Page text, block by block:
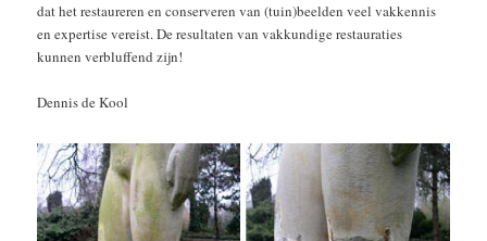
dat het restaureren en conserveren van (tuin)beelden veel vakkennis
en expertise vereist. De resultaten van vakkundige restauraties
kunnen verbluffend zijn!
Dennis de Kool